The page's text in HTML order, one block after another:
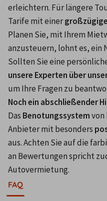
erleichtern. Für längere
Tarife mit einer
Planen Sie, mit Ihrem
anzusteuern, lohnt es, ein
unsere Experten über
um Ihre Fragen zu
Noch ein abschließender
Das Benotungssystem von
Anbieter mit besonders
aus. Achten Sie auf die
an Bewertungen spricht
Autovermietung.
FAQ